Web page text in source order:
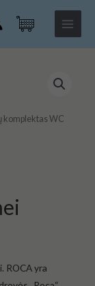
Main
Menu
komplektas WC
ROCA yra